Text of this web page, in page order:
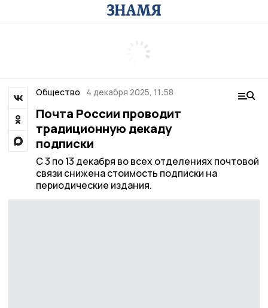
Общество 4 декабря 2025, 11:58
Почта России проводит
традиционную декаду
подписки
С 3 по 13 декабря во всех отделениях почтовой
связи снижена стоимость подписки на
периодические издания.